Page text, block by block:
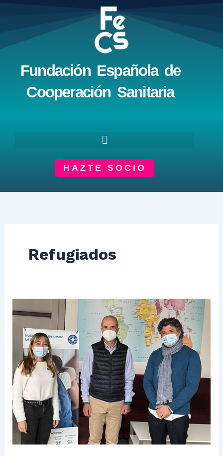
Fundación Española de
Cooperación Sanitaria
HAZTE SOCIO
Refugiados
Y
UCRANIA